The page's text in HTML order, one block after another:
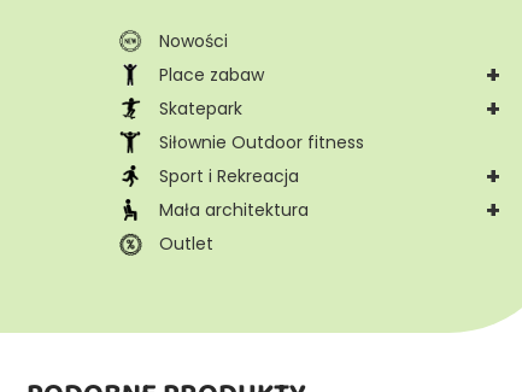
Nowości
+
Place zabaw
+
Skatepark
Siłownie Outdoor fitness
+
Sport i Rekreacja
+
Mała architektura
Outlet